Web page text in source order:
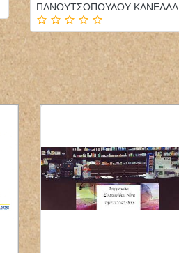
ΠΑΝΟΥΤΣΟΠΟΥΛΟΥ ΚΑΝΕΛΛΑ